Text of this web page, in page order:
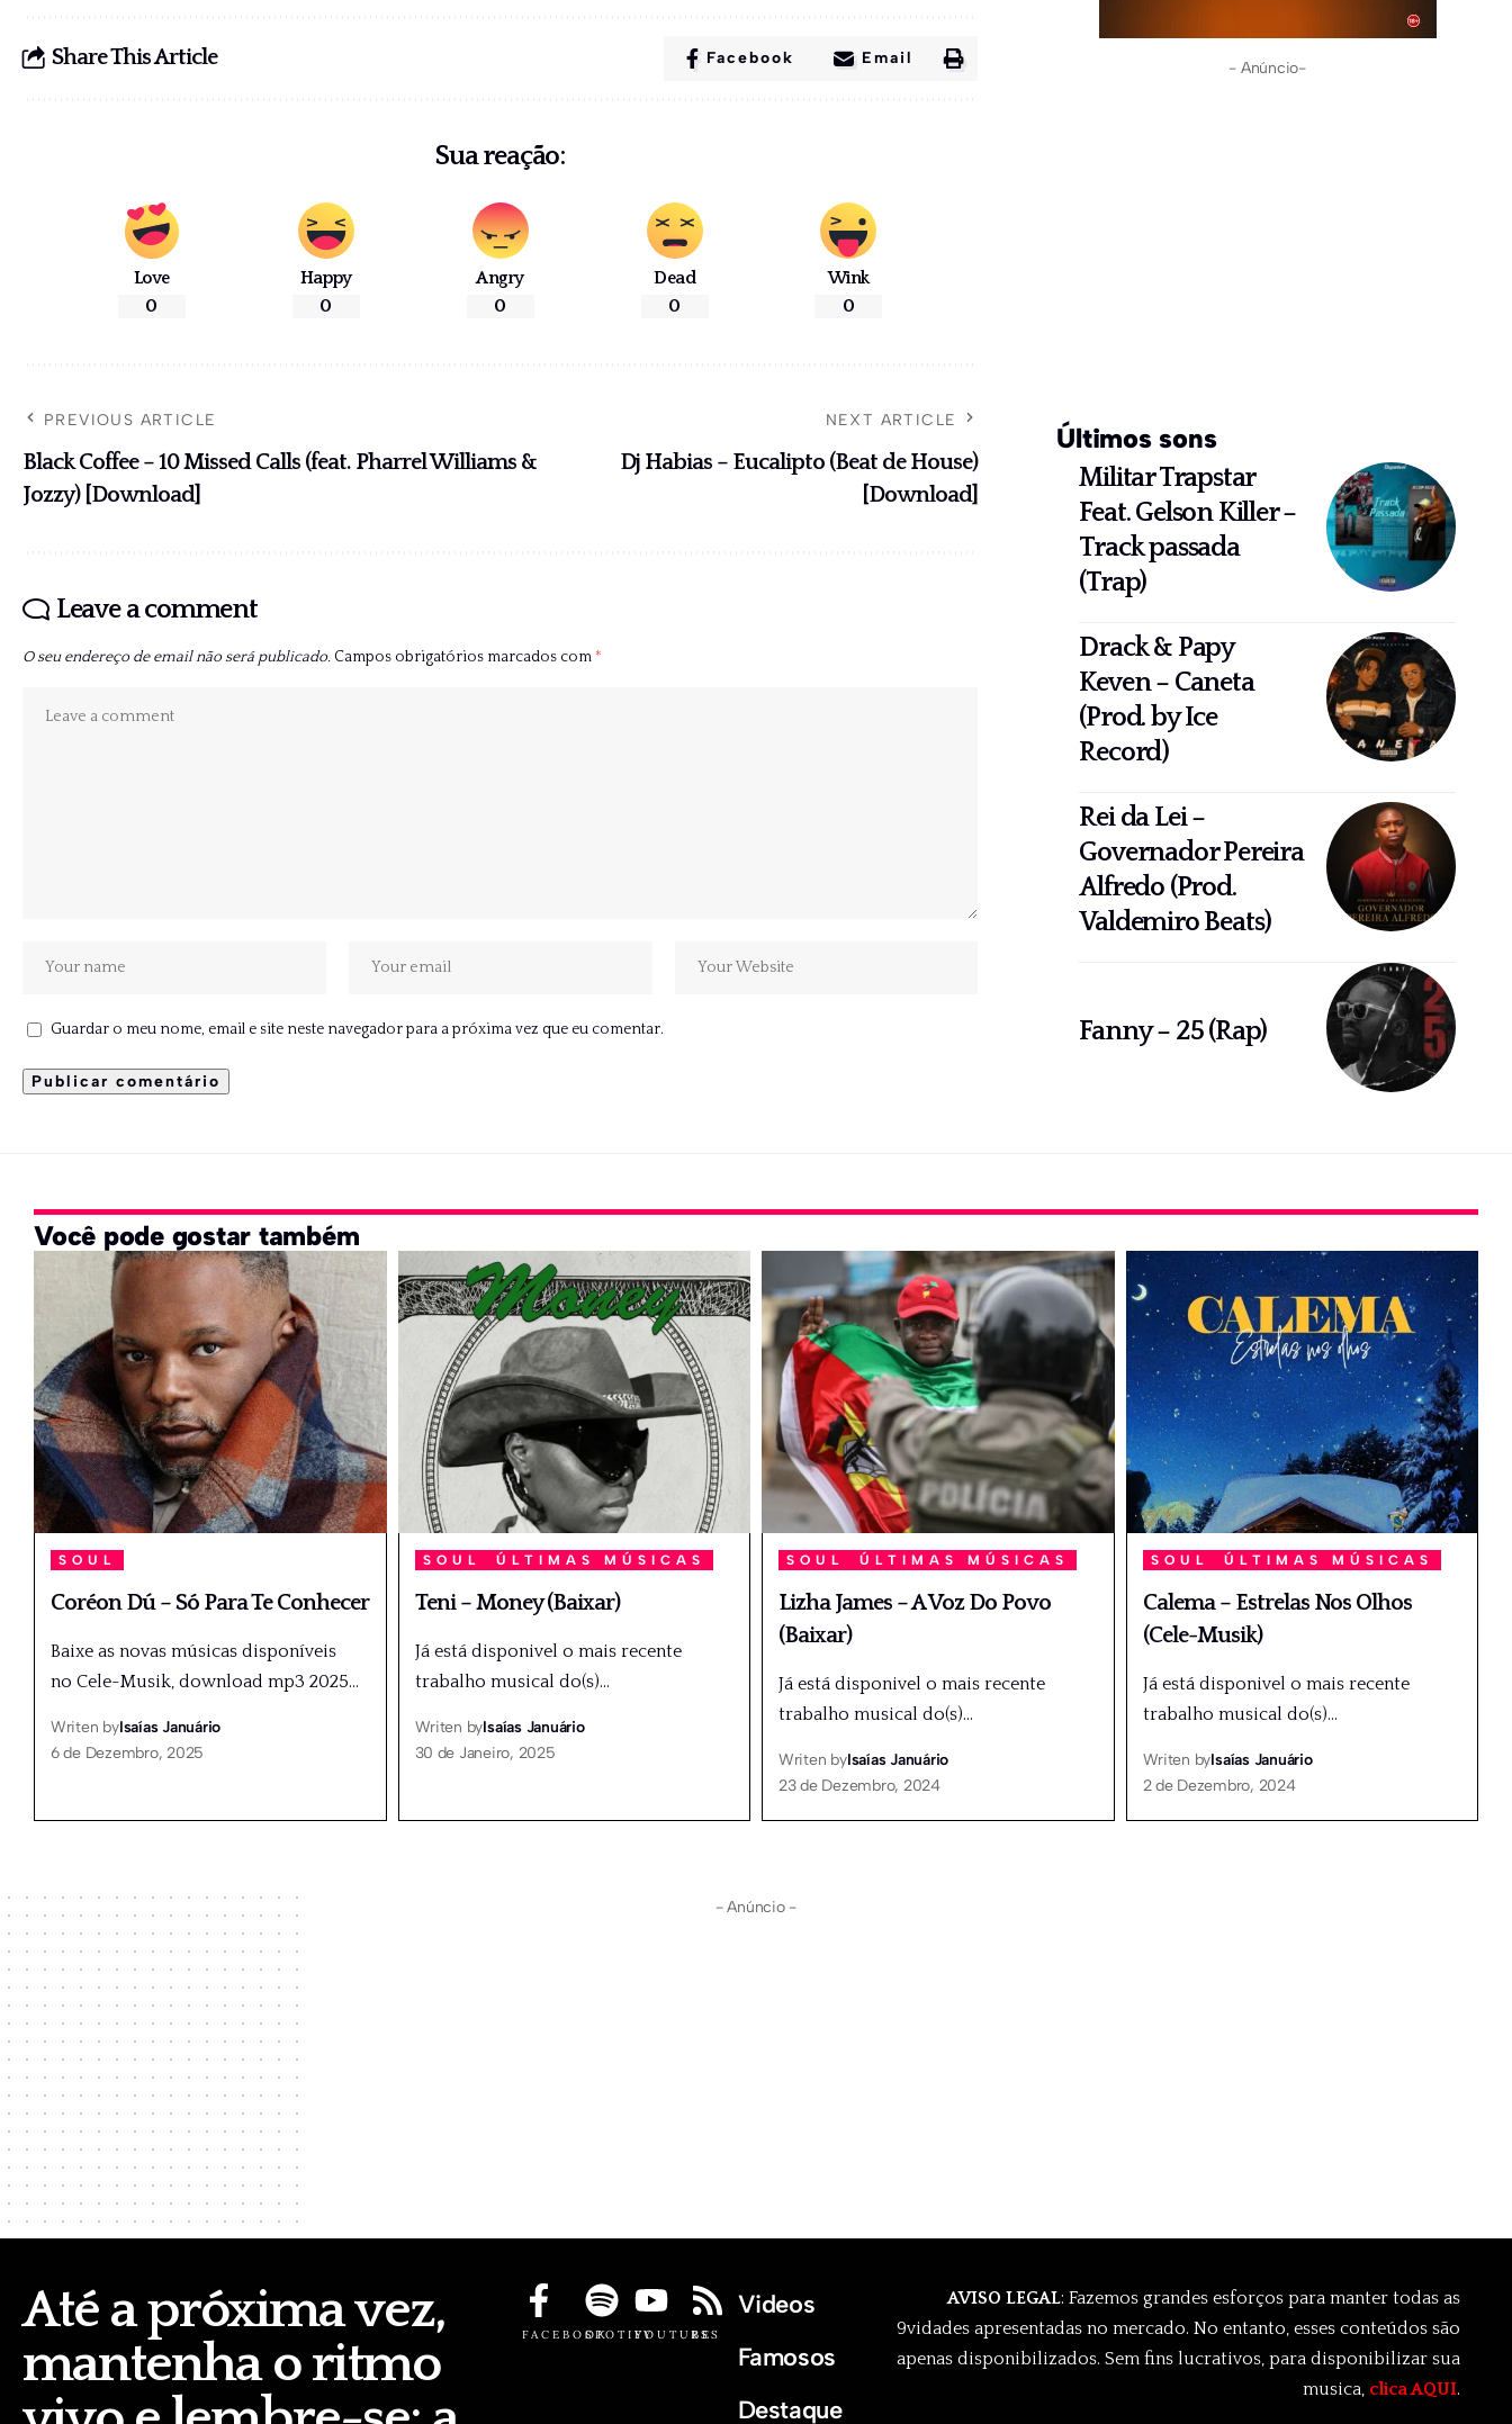
Share This Article Facebook Email
Sua reação:
Love
0
Happy
0
Angry
0
Dead
0
Wink
0
PREVIOUS ARTICLE
Black Coffee – 10 Missed Calls (feat. Pharrel Williams &
Jozzy) [Download]
NEXT ARTICLE
Dj Habias – Eucalipto (Beat de House)
[Download]
Leave a comment
O seu endereço de email não será publicado. Campos obrigatórios marcados com*
Guardar o meu nome, email e site neste navegador para a próxima vez que eu comentar.
- Anúncio-
Últimos sons
Militar Trapstar
Feat. Gelson Killer –
Track passada
(Trap)
Drack & Papy
Keven – Caneta
(Prod. by Ice
Record)
Rei da Lei –
Governador Pereira
Alfredo (Prod.
Valdemiro Beats)
Fanny – 25 (Rap)
Você pode gostar também
SOUL
Coréon Dú – Só Para Te Conhecer
Baixe as novas músicas disponíveis
no Cele-Musik, download mp3 2025…
Writen byIsaías Januário
6 de Dezembro, 2025
SOUL ÚLTIMAS MÚSICAS
Teni – Money (Baixar)
Já está disponivel o mais recente
trabalho musical do(s)…
Writen byIsaías Januário
30 de Janeiro, 2025
SOUL ÚLTIMAS MÚSICAS
Lizha James – A Voz Do Povo
(Baixar)
Já está disponivel o mais recente
trabalho musical do(s)…
Writen byIsaías Januário
23 de Dezembro, 2024
SOUL ÚLTIMAS MÚSICAS
Calema – Estrelas Nos Olhos
(Cele-Musik)
Já está disponivel o mais recente
trabalho musical do(s)…
Writen byIsaías Januário
2 de Dezembro, 2024
- Anúncio -
Até a próxima vez,
mantenha o ritmo
FACEBOOKSPOTIFYYOUTUBE
RSS
Videos
Famosos
Destaque
AVISO LEGAL: Fazemos grandes esforços para manter todas as
9vidades apresentadas no mercado. No entanto, esses conteúdos são
apenas disponibilizados. Sem fins lucrativos, para disponibilizar sua
musica, clica AQUI.